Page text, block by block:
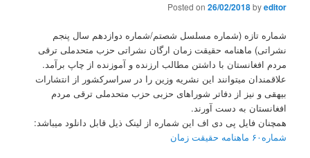
Posted on 26/02/2018byeditor
شماره تازه (شماره مسلسل شصتم/شماره دوازدهم سال پنجم
نشراتی) ماهنامه حقیقت زمان ارگان نشراتی حزب متحدملی ترقی
مردم افغانستان با داشتن مطالب ارزنده و آموزنده از چاپ برآمد.
علاقمندان میتوانند این نشریه وزین را در سراسرکشور از انتشارات
بیهقی و نیز از دفاتر شوراهای حزبی حزب متحدملی ترقی مردم
افغانستان به دست آورند.
همچنان فایل پی دی اف این شماره از لینک ذیل قابل دانلود میباشد:
شماره۶۰ ماهنامه حقیقت زمان